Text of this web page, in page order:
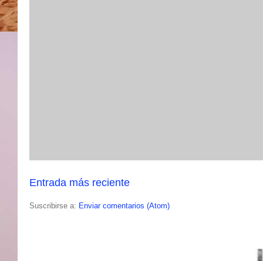
Entrada más reciente
Suscribirse a: Enviar comentarios (Atom)